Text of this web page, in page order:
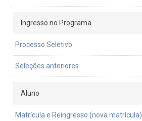
Ingresso no Programa
Processo Seletivo
Seleções anteriores
Aluno
Matrícula e Reingresso (nova matrícula)